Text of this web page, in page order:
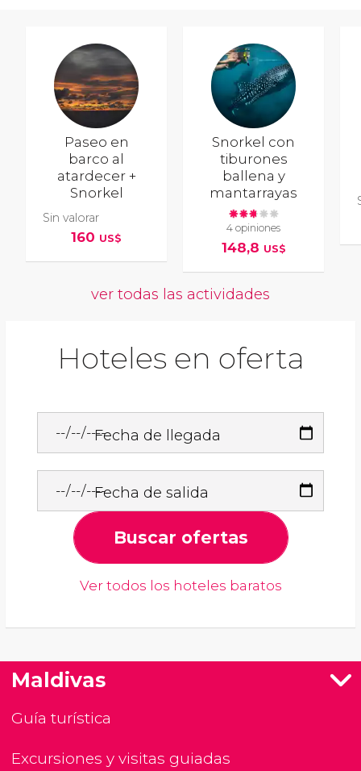
Paseo en
barco al
atardecer +
Snorkel
Sin valorar
160 US$
Snorkel con
tiburones
ballena y
mantarrayas
4 opiniones
148,8 US$
ver todas las actividades
Hoteles en oferta
Fecha de llegada
Fecha de salida
Buscar ofertas
Ver todos los hoteles baratos
Maldivas
Guía turística
Excursiones y visitas guiadas